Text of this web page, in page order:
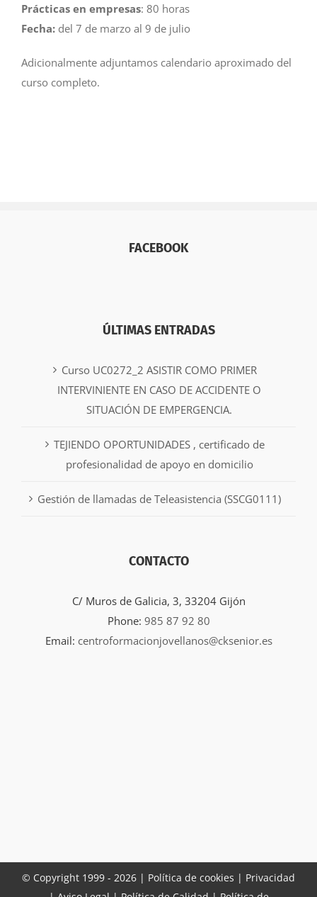
Prácticas en empresas: 80 horas
Fecha: del 7 de marzo al 9 de julio
Adicionalmente adjuntamos calendario aproximado del
curso completo.
FACEBOOK
ÚLTIMAS ENTRADAS
Curso UC0272_2 ASISTIR COMO PRIMER
INTERVINIENTE EN CASO DE ACCIDENTE O
SITUACIÓN DE EMPERGENCIA.
TEJIENDO OPORTUNIDADES , certificado de
profesionalidad de apoyo en domicilio
Gestión de llamadas de Teleasistencia (SSCG0111)
CONTACTO
C/ Muros de Galicia, 3, 33204 Gijón
Phone: 985 87 92 80
Email: centroformacionjovellanos@cksenior.es
© Copyright 1999 - 2026 | Política de cookies | Privacidad